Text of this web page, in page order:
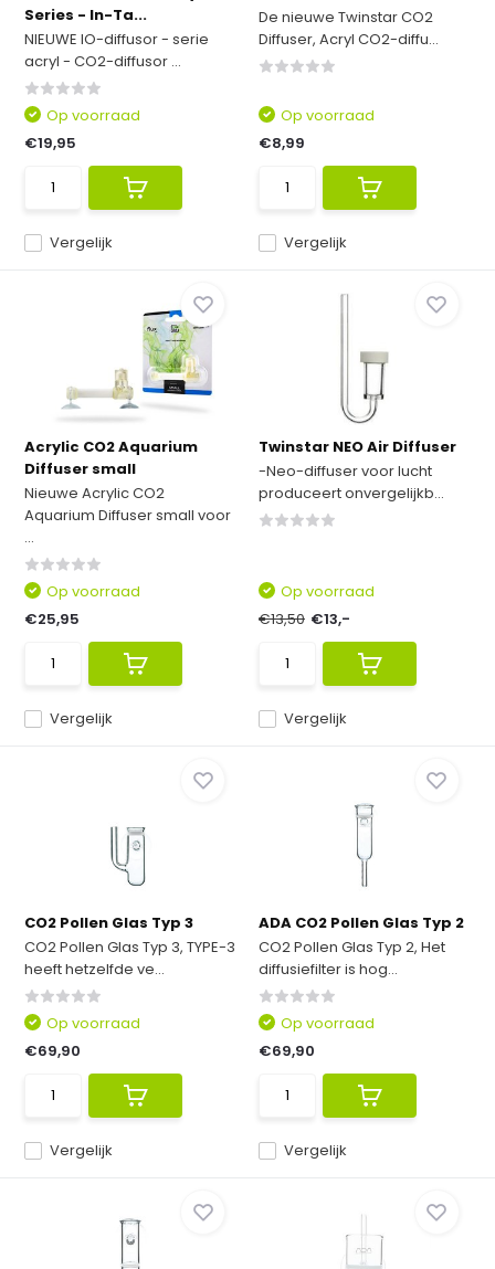
Series - In-Ta...
NIEUWE IO-diffusor - serie
acryl - CO2-diffusor ...
Vergelijk
Op voorraad
€19,95
De nieuwe Twinstar CO2
Diffuser, Acryl CO2-diffu...
Vergelijk
Op voorraad
€8,99
Acrylic CO2 Aquarium
Diffuser small
Nieuwe Acrylic CO2
Aquarium Diffuser small voor
...
Vergelijk
Op voorraad
€25,95
Twinstar NEO Air Diffuser
-Neo-diffuser voor lucht
produceert onvergelijkb...
Vergelijk
Op voorraad
€13,50 €13,-
CO2 Pollen Glas Typ 3
CO2 Pollen Glas Typ 3, TYPE-3
heeft hetzelfde ve...
Vergelijk
Op voorraad
€69,90
ADA CO2 Pollen Glas Typ 2
CO2 Pollen Glas Typ 2, Het
diffusiefilter is hog...
Vergelijk
Op voorraad
€69,90